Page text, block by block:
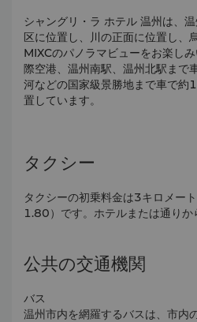
シャングリ・ラ ホテル 温州は、
区に位置し、川の正面に位置し、
MIXCのパノラマビューをお楽し
際空港、温州南駅、温州北駅まで
河などの国家級景勝地まで車で約
置しています。
タクシー
タクシーの初乗料金は3キロメー
1.80）です。ホテルまたは通りか
公共の交通機関
バス
温州市内を網羅するバスは、市内